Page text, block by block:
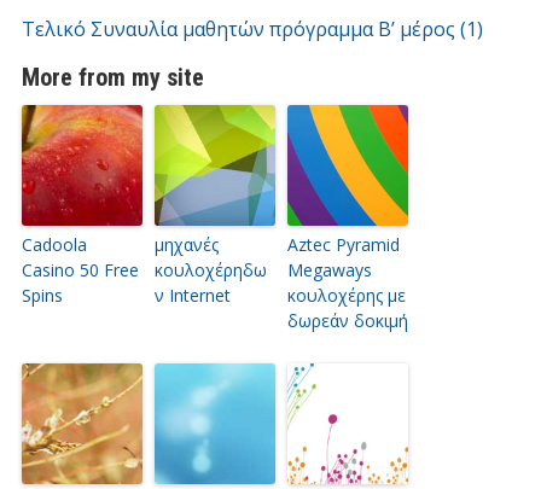
Τελικό Συναυλία μαθητών πρόγραμμα Β’ μέρος (1)
More from my site
Cadoola
Casino 50 Free
Spins
μηχανές
κουλοχέρηδω
ν Internet
Aztec Pyramid
Megaways
κουλοχέρης με
δωρεάν δοκιμή